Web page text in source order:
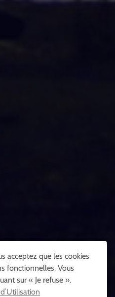
acceptez que les cookies
fonctionnelles. Vous
sur « Je refuse ».